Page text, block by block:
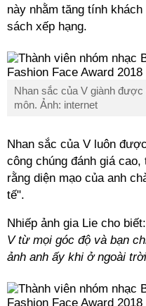
này nhằm tăng tính
sách xếp hạng.
Nhan sắc của V giành
môn. Ảnh: internet
Nhan sắc của V luôn
công chúng đánh giá
rằng diện mạo của anh
tế".
Nhiếp ảnh gia Lie cho biết:
V từ mọi góc độ và bạn
ảnh anh ấy khi ở ngoài